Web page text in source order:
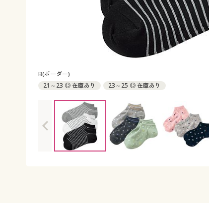
B(ボーダー)
21～23 ◎ 在庫あり
23～25 ◎ 在庫あり